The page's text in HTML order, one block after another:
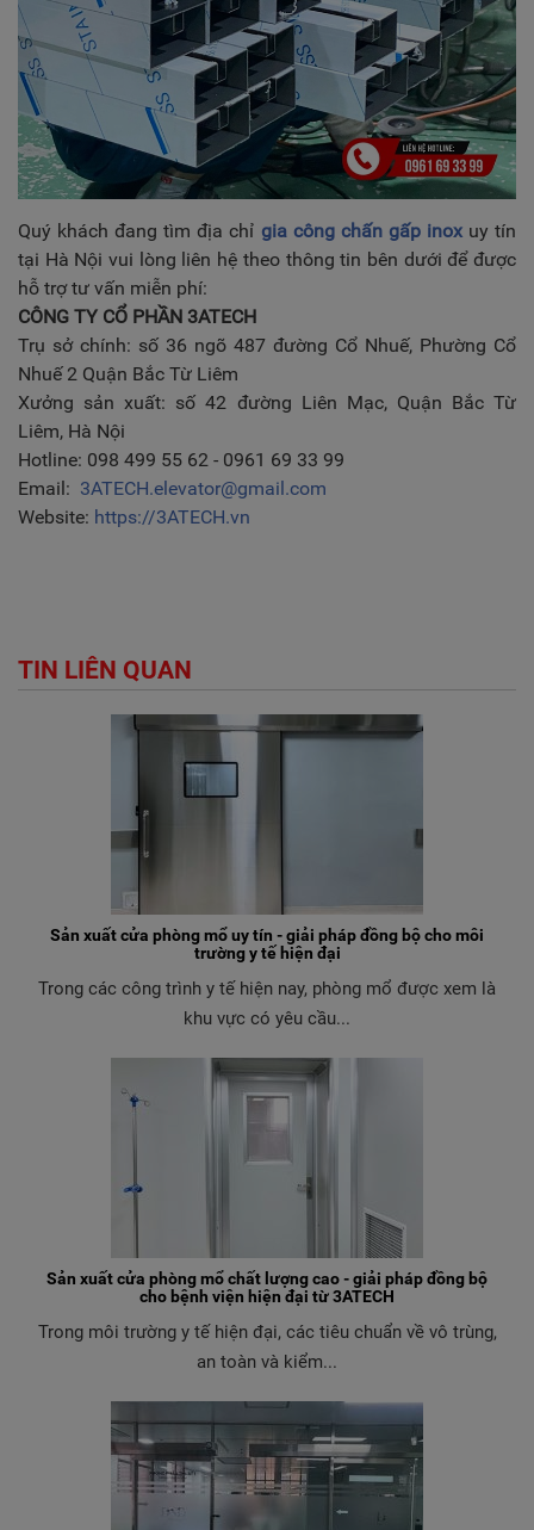
Quý khách đang tìm địa chỉ gia công chấn gấp inoxuy tín
tại Hà Nội vui lòng liên hệ theo thông tin bên dưới để được
hỗ trợ tư vấn miễn phí:
CÔNG TY CỔ PHẦN 3ATECH
Trụ sở chính: số 36 ngõ 487 đường Cổ Nhuế, Phường Cổ
Nhuế 2 Quận Bắc Từ Liêm
Xưởng sản xuất: số 42 đường Liên Mạc, Quận Bắc Từ
Liêm, Hà Nội
Hotline: 098 499 55 62 - 0961 69 33 99
Email: 3ATECH.elevator@gmail.com
Website: https://3ATECH.vn
TIN LIÊN QUAN
Sản xuất cửa phòng mổ uy tín - giải pháp đồng bộ cho môi
trường y tế hiện đại
Trong các công trình y tế hiện nay, phòng mổ được xem là
khu vực có yêu cầu...
Sản xuất cửa phòng mổ chất lượng cao - giải pháp đồng bộ
cho bệnh viện hiện đại từ 3ATECH
Trong môi trường y tế hiện đại, các tiêu chuẩn về vô trùng,
an toàn và kiểm...